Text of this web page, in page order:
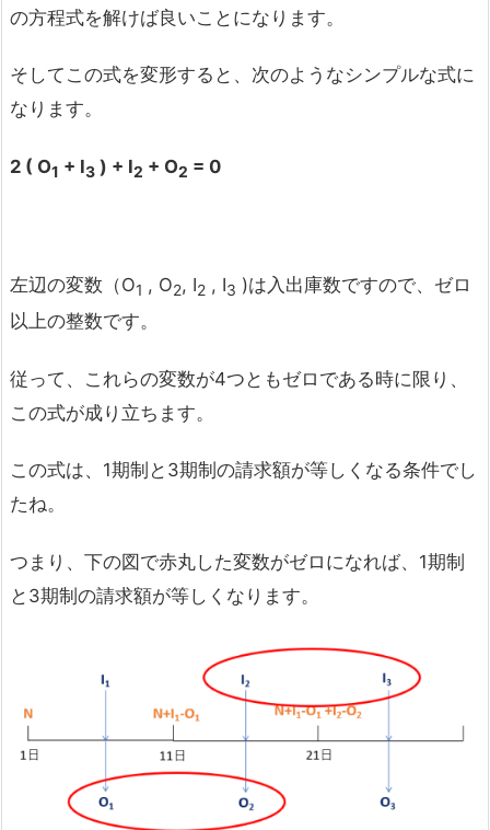
の方程式を解けば良いことになります。
そしてこの式を変形すると、次のようなシンプルな式に
なります。
2 ( O1 + I3 ) + I2 + O2 = 0
左辺の変数（O1 , O2, I2 , I3 )は入出庫数ですので、ゼロ
以上の整数です。
従って、これらの変数が4つともゼロである時に限り、
この式が成り立ちます。
この式は、1期制と3期制の請求額が等しくなる条件でし
たね。
つまり、下の図で赤丸した変数がゼロになれば、1期制
と3期制の請求額が等しくなります。